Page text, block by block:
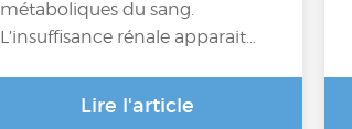
métaboliques du sang.
L’insuffisance rénale apparait…
Lire l'article